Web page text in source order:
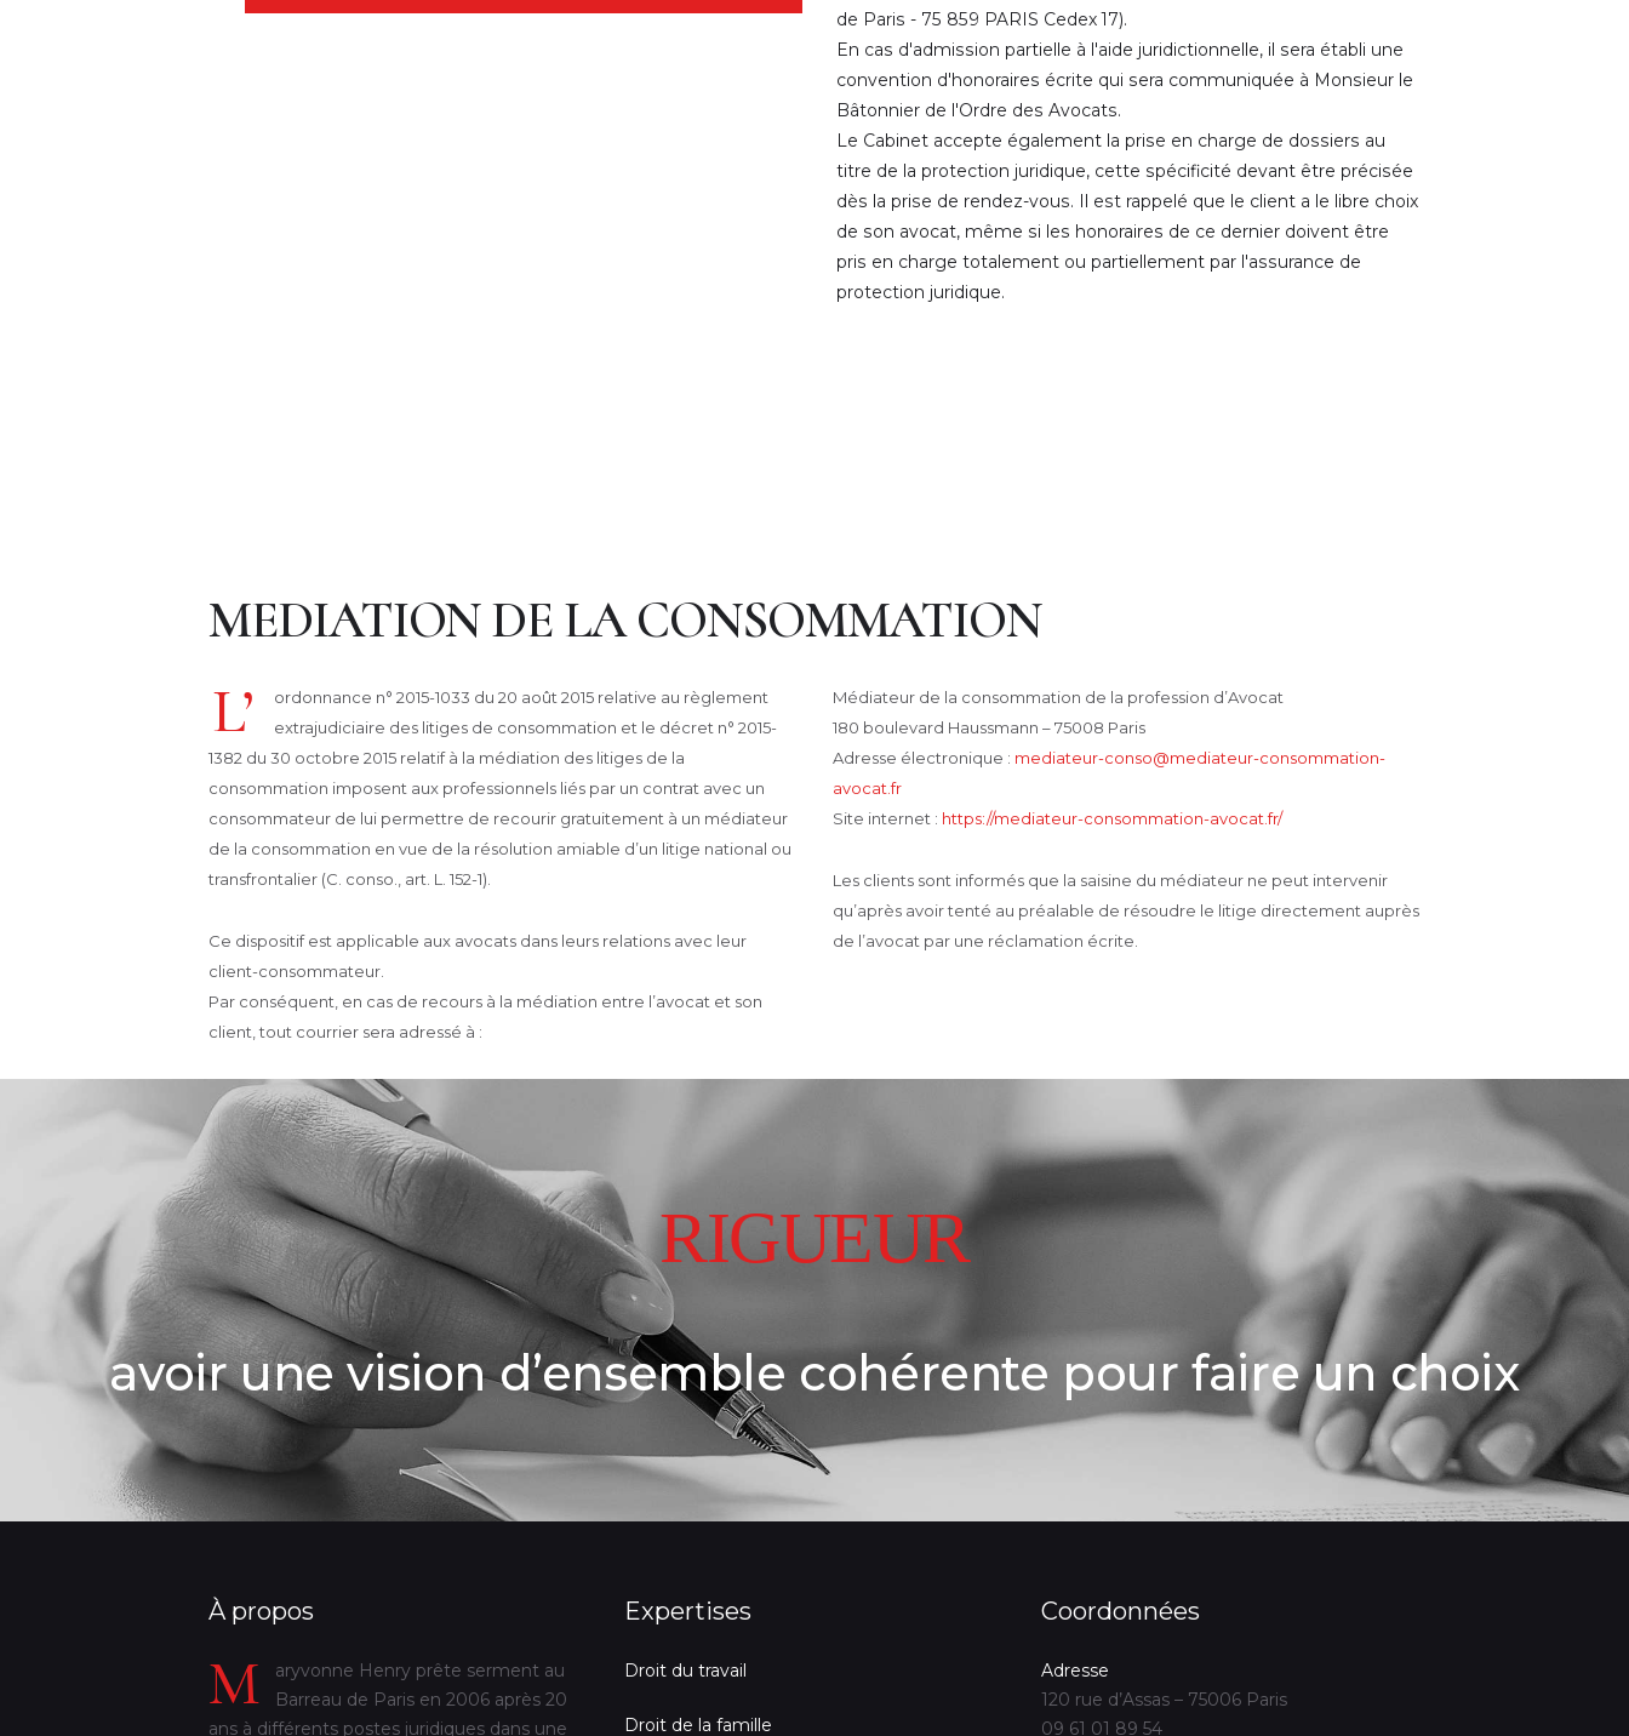
de Paris - 75 859 PARIS Cedex 17).
En cas d'admission partielle à l'aide juridictionnelle, il sera établi une
convention d'honoraires écrite qui sera communiquée à Monsieur le
Bâtonnier de l'Ordre des Avocats.
Le Cabinet accepte également la prise en charge de dossiers au
titre de la protection juridique, cette spécificité devant être précisée
dès la prise de rendez-vous. Il est rappelé que le client a le libre choix
de son avocat, même si les honoraires de ce dernier doivent être
pris en charge totalement ou partiellement par l'assurance de
protection juridique.
MEDIATION DE LA CONSOMMATION
L’
ordonnance n° 2015-1033 du 20 août 2015 relative au règlement
extrajudiciaire des litiges de consommation et le décret n° 2015-
1382 du 30 octobre 2015 relatif à la médiation des litiges de la
consommation imposent aux professionnels liés par un contrat avec un
consommateur de lui permettre de recourir gratuitement à un médiateur
de la consommation en vue de la résolution amiable d’un litige national ou
transfrontalier (C. conso., art. L. 152-1).
Ce dispositif est applicable aux avocats dans leurs relations avec leur
client-consommateur.
Par conséquent, en cas de recours à la médiation entre l’avocat et son
client, tout courrier sera adressé à :
Médiateur de la consommation de la profession d’Avocat
180 boulevard Haussmann – 75008 Paris
Adresse électronique : mediateur-conso@mediateur-consommation-
avocat.fr
Site internet : https://mediateur-consommation-avocat.fr/
Les clients sont informés que la saisine du médiateur ne peut intervenir
qu’après avoir tenté au préalable de résoudre le litige directement auprès
de l’avocat par une réclamation écrite.
RIGUEUR
avoir une vision d’ensemble cohérente pour faire un choix
À propos
M
aryvonne Henry prête serment au
Barreau de Paris en 2006 après 20
ans à différents postes juridiques dans une
Expertises
Droit du travail
Droit de la famille
Coordonnées
Adresse
120 rue d’Assas – 75006 Paris
09 61 01 89 54